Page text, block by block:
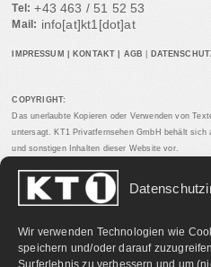
Wir verwenden Technologien wie
speichern und/oder darauf
Surferlebnis zu verbessern und um
Tel: +43 463 / 51 52 53
Mail: info[at]kt1[dot]at
IMPRESSUM KONTAKT AGB
COPYRIGHT:
Das unerlaubte Kopieren oder Verwenden von
untersagt. KT1 Privatfernsehen GmbH behält sich
und sonstigen Inhalten dieser Website vor.
PARTNERLINKS: